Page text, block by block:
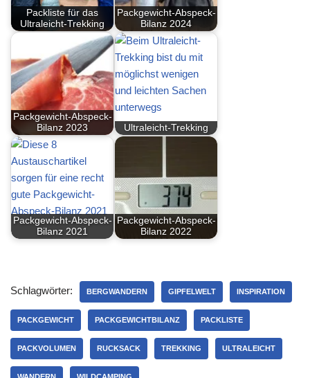
Packliste für das
Ultraleicht-Trekking
Packgewicht-Abspeck-
Bilanz 2024
Packgewicht-Abspeck-
Bilanz 2023
Ultraleicht-Trekking
Packgewicht-Abspeck-
Bilanz 2021
Packgewicht-Abspeck-
Bilanz 2022
Schlagwörter: BERGWANDERN GIPFELWELT INSPIRATION
PACKGEWICHT PACKGEWICHTBILANZ PACKLISTE
PACKVOLUMEN RUCKSACK TREKKING ULTRALEICHT
WANDERN WILDCAMPING